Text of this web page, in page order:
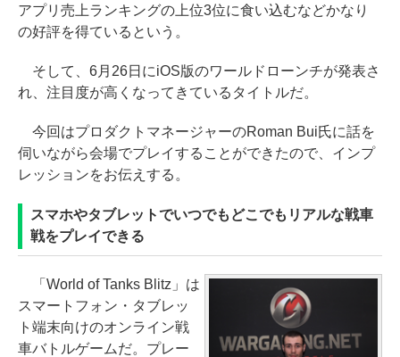
アプリ売上ランキングの上位3位に食い込むなどかなり
の好評を得ているという。
そして、6月26日にiOS版のワールドローンチが発表さ
れ、注目度が高くなってきているタイトルだ。
今回はプロダクトマネージャーのRoman Bui氏に話を
伺いながら会場でプレイすることができたので、インプ
レッションをお伝えする。
スマホやタブレットでいつでもどこでもリアルな戦車
戦をプレイできる
「World of Tanks Blitz」は
スマートフォン・タブレッ
ト端末向けのオンライン戦
車バトルゲームだ。プレー